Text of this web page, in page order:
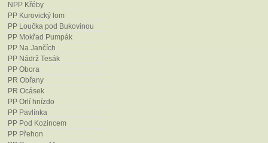
NPP Křéby
PP Kurovický lom
PP Loučka pod Bukovinou
PP Mokřad Pumpák
PP Na Jančích
PP Nádrž Tesák
PP Obora
PR Obřany
PR Ocásek
PP Orlí hnízdo
PP Pavlínka
PP Pod Kozincem
PP Přehon